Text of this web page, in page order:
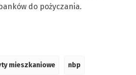
do pożyczania.
mieszkaniowe nbp